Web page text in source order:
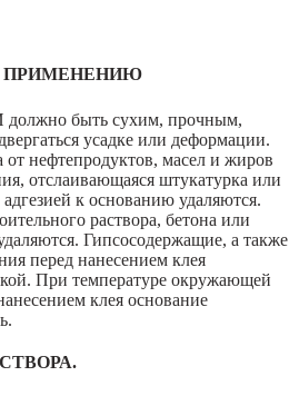
ПРИМЕНЕНИЮ
быть сухим, прочным,
усадке или деформации.
от нефтепродуктов, масел и жиров
отслаивающаяся штукатурка или
к основанию удаляются.
раствора, бетона или
Гипсосодержащие, а также
перед нанесением клея
При температуре окружающей
клея основание